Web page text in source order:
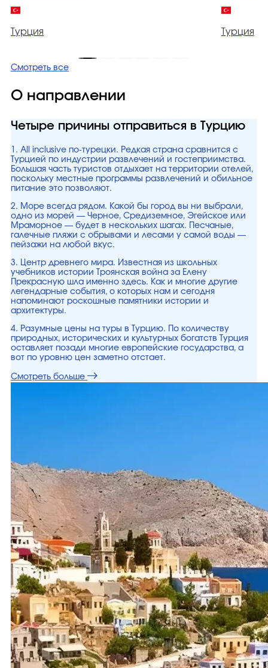
Турция Турция
Смотреть все
О направлении
Четыре причины отправиться в Турцию
1. All inclusive по-турецки. Редкая страна сравнится с
Турцией по индустрии развлечений и гостеприимства.
Большая часть туристов отдыхает на территории отелей,
поскольку местные программы развлечений и обильное
питание это позволяют.
2. Море всегда рядом. Какой бы город вы ни выбрали,
одно из морей — Черное, Средиземное, Эгейское или
Мраморное — будет в нескольких шагах. Песчаные,
галечные пляжи с обрывами и лесами у самой воды —
пейзажи на любой вкус.
3. Центр древнего мира. Известная из школьных
учебников истории Троянская война за Елену
Прекрасную шла именно здесь. Как и многие другие
легендарные события, о которых нам и сегодня
напоминают роскошные памятники истории и
архитектуры.
4. Разумные цены на туры в Турцию. По количеству
природных, исторических и культурных богатств Турция
оставляет позади многие европейские государства, а
вот по уровню цен заметно отстает.
Смотреть больше